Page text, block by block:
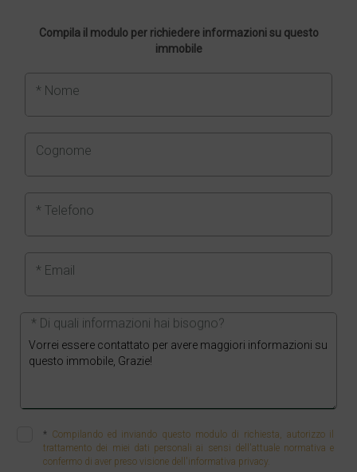
Compila il modulo per richiedere informazioni su questo
immobile
* Nome
Cognome
* Telefono
* Email
* Di quali informazioni hai bisogno?
* Compilando ed inviando questo modulo di richiesta, autorizzo il
trattamento dei miei dati personali ai sensi dell'attuale normativa e
confermo di aver preso visione dell'informativa privacy.